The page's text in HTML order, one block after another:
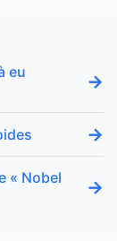
eu
→
→
« Nobel
→